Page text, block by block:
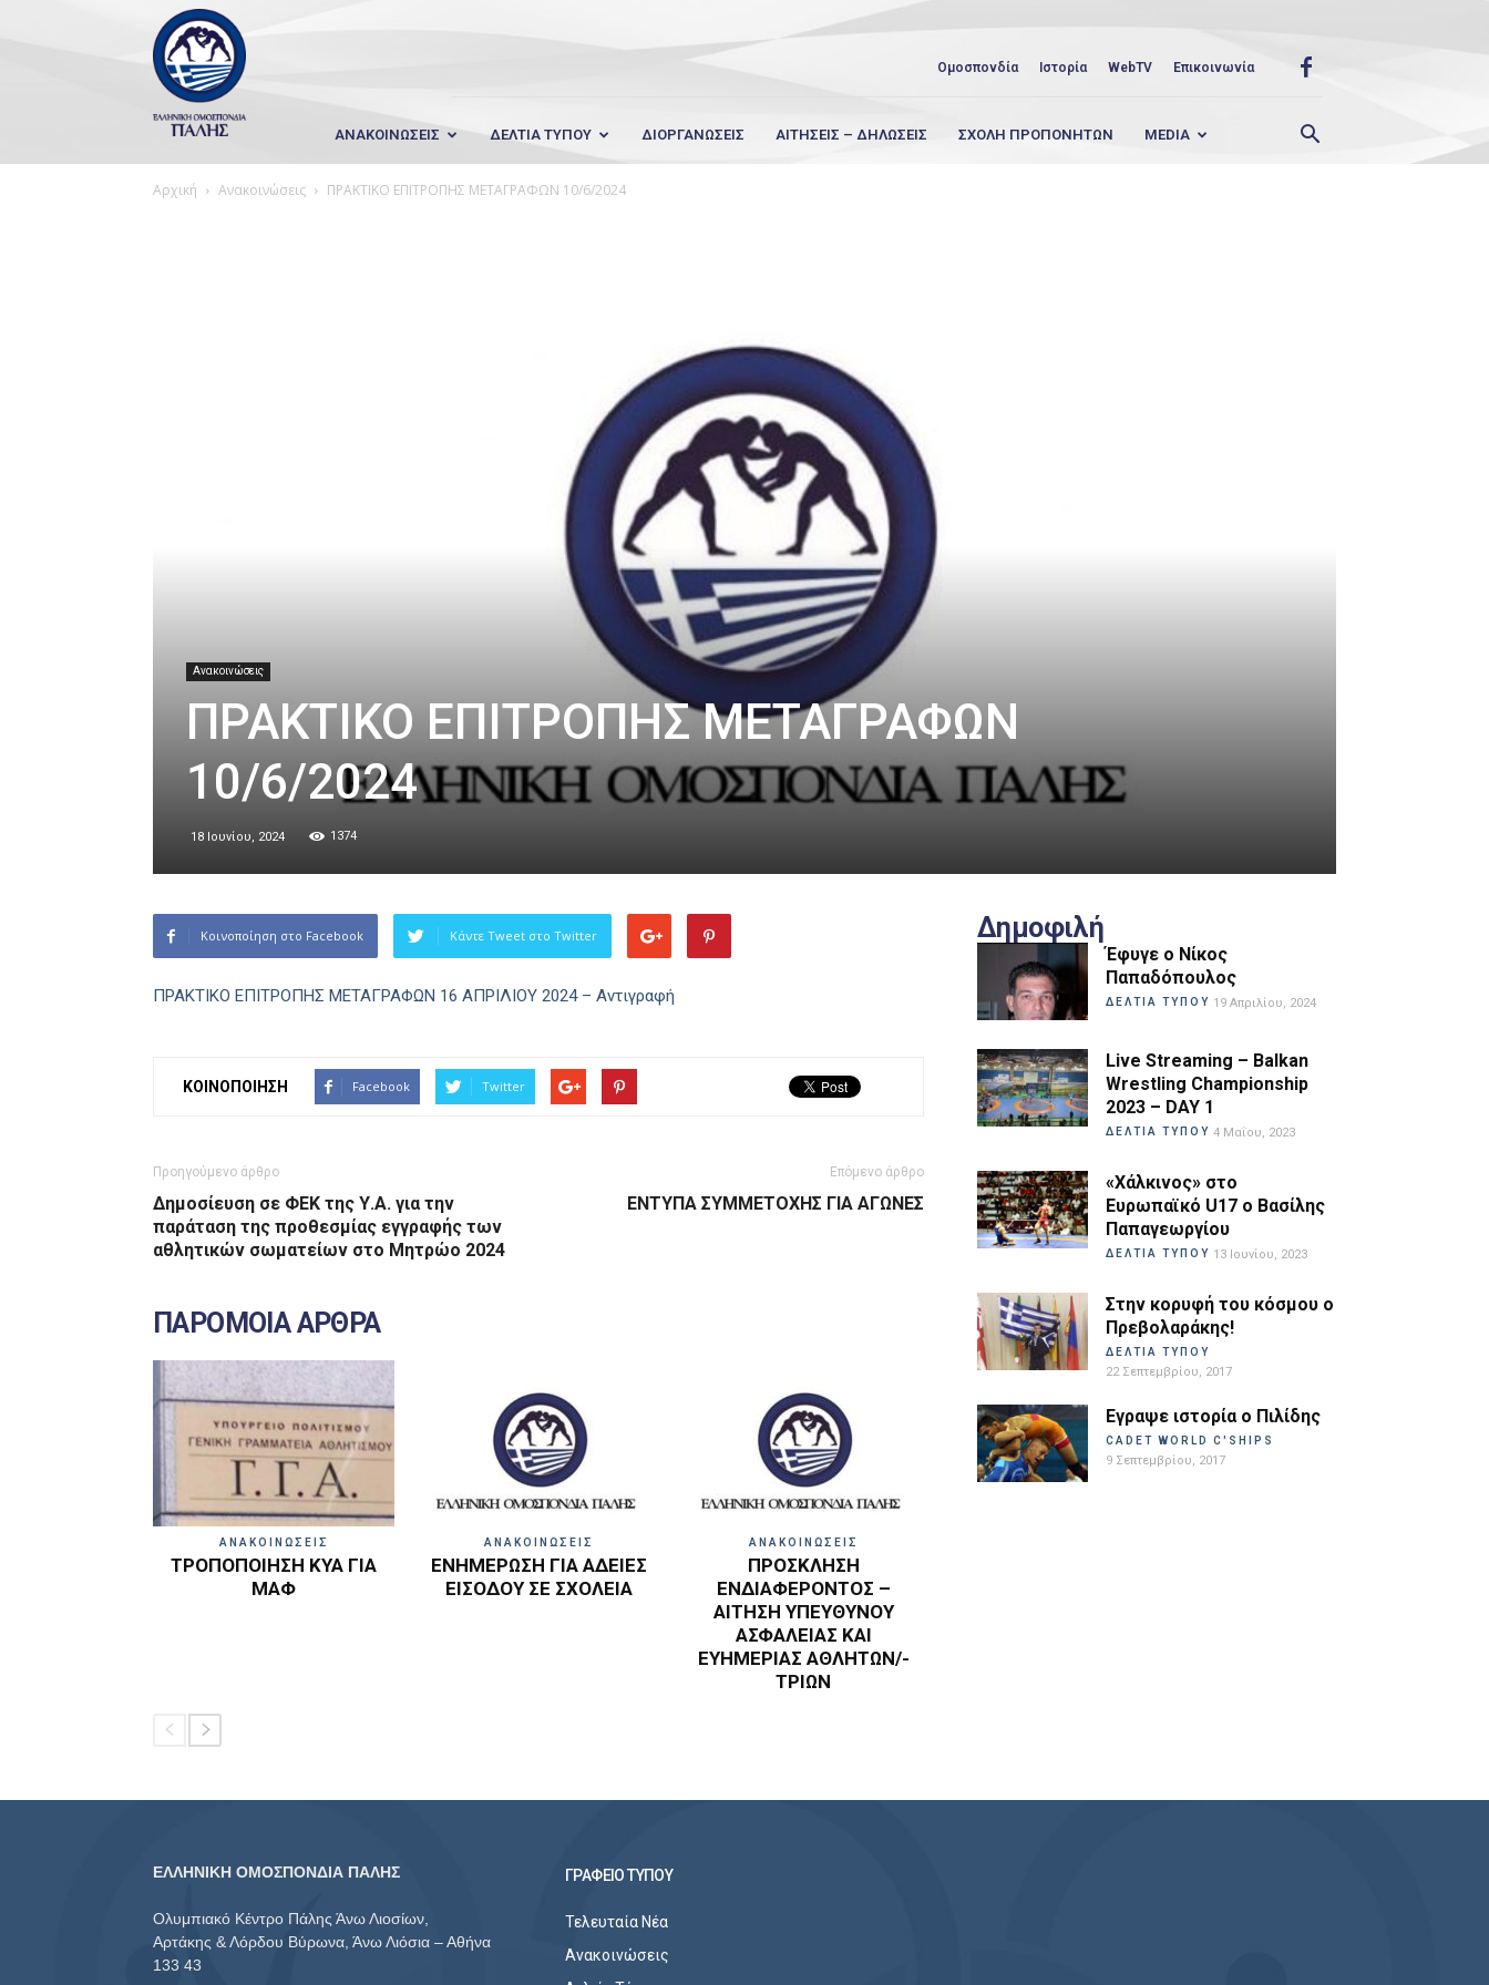
Wrestling
Hellas
Ομοσπονδία Ιστορία WebTV Επικοινωνία
ΑΝΑΚΟΙΝΩΣΕΙΣ ΔΕΛΤΙΑ ΤΥΠΟΥ ΔΙΟΡΓΑΝΩΣΕΙΣ ΑΙΤΗΣΕΙΣ – ΔΗΛΩΣΕΙΣ ΣΧΟΛΗ ΠΡΟΠΟΝΗΤΩΝ MEDIA
Αρχική Ανακοινώσεις ΠΡΑΚΤΙΚΟ ΕΠΙΤΡΟΠΗΣ ΜΕΤΑΓΡΑΦΩΝ 10/6/2024
Ανακοινώσεις
ΠΡΑΚΤΙΚΟ ΕΠΙΤΡΟΠΗΣ ΜΕΤΑΓΡΑΦΩΝ
10/6/2024
18 Ιουνίου, 2024 1374
Κοινοποίηση στο Facebook Κάντε Tweet στο Twitter
ΠΡΑΚΤΙΚΟ ΕΠΙΤΡΟΠΗΣ ΜΕΤΑΓΡΑΦΩΝ 16 ΑΠΡΙΛΙΟΥ 2024 – Αντιγραφή
ΚΟΙΝΟΠΟΙΗΣΗ Facebook Twitter
Προηγούμενο άρθρο
Δημοσίευση σε ΦΕΚ της Υ.Α. για την
παράταση της προθεσμίας εγγραφής των
αθλητικών σωματείων στο Μητρώο 2024
Επόμενο άρθρο
ΕΝΤΥΠΑ ΣΥΜΜΕΤΟΧΗΣ ΓΙΑ ΑΓΩΝΕΣ
ΠΑΡΟΜΟΙΑ ΑΡΘΡΑ
ΑΝΑΚΟΙΝΩΣΕΙΣ
ΤΡΟΠΟΠΟΙΗΣΗ ΚΥΑ ΓΙΑ
ΜΑΦ
ΑΝΑΚΟΙΝΩΣΕΙΣ
ΕΝΗΜΕΡΩΣΗ ΓΙΑ ΑΔΕΙΕΣ
ΕΙΣΟΔΟΥ ΣΕ ΣΧΟΛΕΙΑ
ΑΝΑΚΟΙΝΩΣΕΙΣ
ΠΡΟΣΚΛΗΣΗ
ΕΝΔΙΑΦΕΡΟΝΤΟΣ –
ΑΙΤΗΣΗ ΥΠΕΥΘΥΝΟΥ
ΑΣΦΑΛΕΙΑΣ ΚΑΙ
ΕΥΗΜΕΡΙΑΣ ΑΘΛΗΤΩΝ/-
ΤΡΙΩΝ
Δημοφιλή
Έφυγε ο Νίκος
Παπαδόπουλος
ΔΕΛΤΙΑ ΤΥΠΟΥ 19 Απριλίου, 2024
Live Streaming – Balkan
Wrestling Championship
2023 – DAY 1
ΔΕΛΤΙΑ ΤΥΠΟΥ 4 Μαΐου, 2023
«Χάλκινος» στο
Ευρωπαϊκό U17 ο Βασίλης
Παπαγεωργίου
ΔΕΛΤΙΑ ΤΥΠΟΥ 13 Ιουνίου, 2023
Στην κορυφή του κόσμου ο
Πρεβολαράκης!
ΔΕΛΤΙΑ ΤΥΠΟΥ
22 Σεπτεμβρίου, 2017
Εγραψε ιστορία ο Πιλίδης
CADET WORLD C'SHIPS
9 Σεπτεμβρίου, 2017
ΕΛΛΗΝΙΚΗ ΟΜΟΣΠΟΝΔΙΑ ΠΑΛΗΣ
Ολυμπιακό Κέντρο Πάλης Άνω Λιοσίων,
Αρτάκης & Λόρδου Βύρωνα, Άνω Λιόσια – Αθήνα
133 43
ΓΡΑΦΕΙΟ ΤΥΠΟΥ
Τελευταία Νέα
Ανακοινώσεις